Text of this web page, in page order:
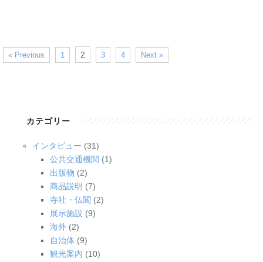
« Previous 1 2 3 4 Next »
カテゴリー
インタビュー (31)
公共交通機関 (1)
出版物 (2)
商品説明 (7)
寺社・仏閣 (2)
展示施設 (9)
海外 (2)
自治体 (9)
観光案内 (10)